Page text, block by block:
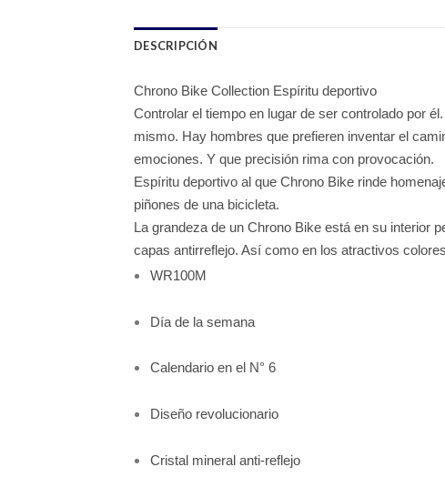
DESCRIPCIÓN
Chrono Bike Collection Espíritu deportivo
Controlar el tiempo en lugar de ser controlado por
mismo. Hay hombres que prefieren inventar el
emociones. Y que precisión rima con provocación.
Espíritu deportivo al que Chrono Bike rinde
piñones de una bicicleta.
La grandeza de un Chrono Bike está en su interior
capas antirreflejo. Así como en los atractivos
WR100M
Día de la semana
Calendario en el N° 6
Diseño revolucionario
Cristal mineral anti-reflejo